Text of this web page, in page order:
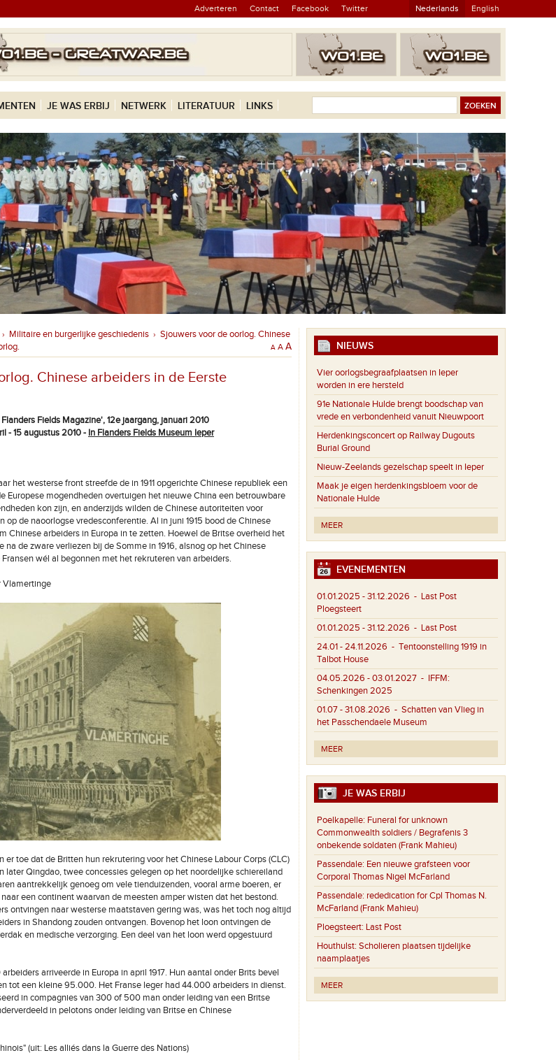
Adverteren Contact Facebook Twitter Nederlands English
JE WAS ERBIJ NETWERK LITERATUUR LINKS
› Militaire en burgerlijke geschiedenis › Sjouwers voor de oorlog. Chinese
A A A
Chinese arbeiders in de Eerste
Fields Magazine', 12e jaargang, januari 2010
- 15 augustus 2010 - In Flanders Fields Museum Ieper
het westerse front streefde de in 1911 opgerichte Chinese republiek een
Europese mogendheden overtuigen het nieuwe China een betrouwbare
kon zijn, en anderzijds wilden de Chinese autoriteiten voor
op de naoorlogse vredesconferentie. Al in juni 1915 bood de Chinese
Chinese arbeiders in Europa in te zetten. Hoewel de Britse overheid het
na de zware verliezen bij de Somme in 1916, alsnog op het Chinese
wél al begonnen met het rekruteren van arbeiders.
Vlamertinge
er toe dat de Britten hun rekrutering voor het Chinese Labour Corps (CLC)
later Qingdao, twee concessies gelegen op het noordelijke schiereiland
aantrekkelijk genoeg om vele tienduizenden, vooral arme boeren, er
een continent waarvan de meesten amper wisten dat het bestond.
ontvingen naar westerse maatstaven gering was, was het toch nog altijd
in Shandong zouden ontvangen. Bovenop het loon ontvingen de
en medische verzorging. Een deel van het loon werd opgestuurd
arriveerde in Europa in april 1917. Hun aantal onder Brits bevel
tot een kleine 95.000. Het Franse leger had 44.000 arbeiders in dienst.
in compagnies van 300 of 500 man onder leiding van een Britse
in pelotons onder leiding van Britse en Chinese
(uit: Les alliés dans la Guerre des Nations)
NIEUWS
Vier oorlogsbegraafplaatsen in Ieper
worden in ere hersteld
91e Nationale Hulde brengt boodschap van
vrede en verbondenheid vanuit Nieuwpoort
Herdenkingsconcert op Railway Dugouts
Burial Ground
Nieuw-Zeelands gezelschap speelt in Ieper
Maak je eigen herdenkingsbloem voor de
Nationale Hulde
MEER
EVENEMENTEN
01.01.2025 - 31.12.2026 - Last Post
Ploegsteert
01.01.2025 - 31.12.2026 - Last Post
24.01 - 24.11.2026 - Tentoonstelling 1919 in
Talbot House
04.05.2026 - 03.01.2027 - IFFM:
Schenkingen 2025
01.07 - 31.08.2026 - Schatten van Vlieg in
het Passchendaele Museum
MEER
JE WAS ERBIJ
Poelkapelle: Funeral for unknown
Commonwealth soldiers / Begrafenis 3
onbekende soldaten (Frank Mahieu)
Passendale: Een nieuwe grafsteen voor
Corporal Thomas Nigel McFarland
Passendale: rededication for Cpl Thomas N.
McFarland (Frank Mahieu)
Ploegsteert:Last Post
Houthulst:Scholieren plaatsen tijdelijke
naamplaatjes
MEER